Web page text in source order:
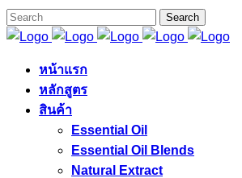
หน้าแรก
หลักสูตร
สินค้า
Essential Oil
Essential Oil Blends
Natural Extract